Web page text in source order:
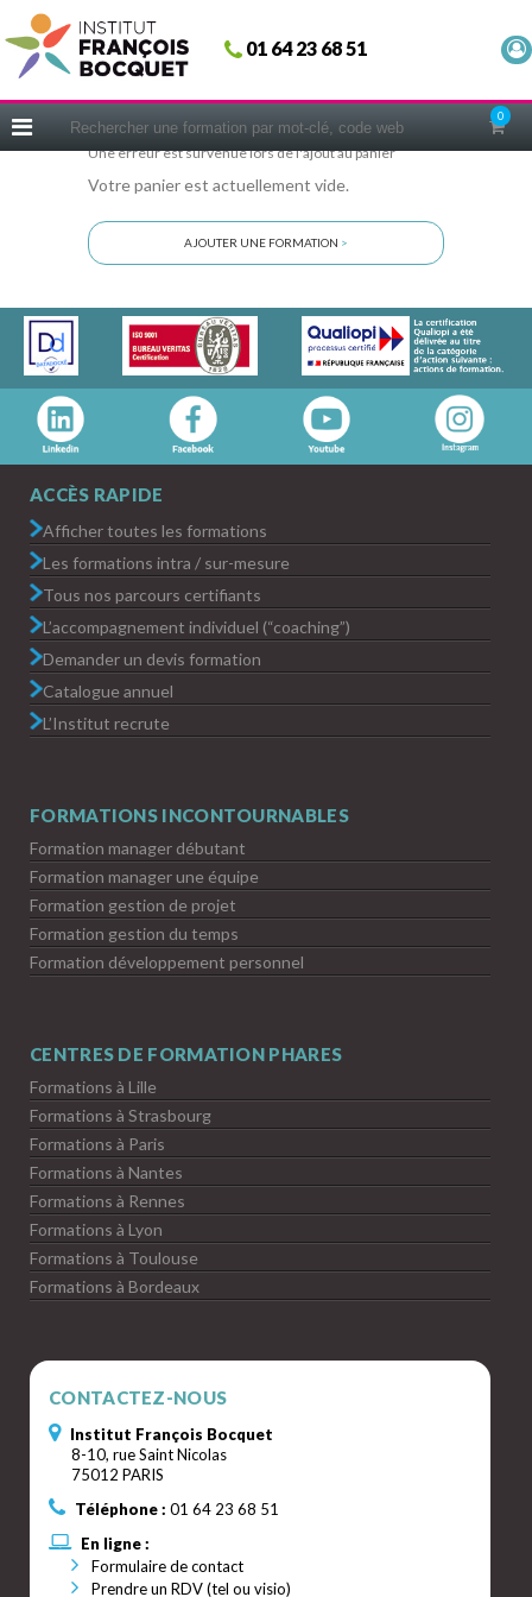
01 64 23 68 51
0
Fermer
ACCUEIL
CERIFICATIONS
INTRAS | SUR-MESURE
COACHING
NOUS CONNAÎTRE
CONSEILS MICRO-COACHING
PODCAST
WEBINAIRES
Une erreur est survenue lors de l'ajout au panier
Votre panier est actuellement vide.
AJOUTER UNE FORMATION >
ACCÈS RAPIDE
Afficher toutes les formations
Les formations intra / sur-mesure
Tous nos parcours certifiants
L’accompagnement individuel (“coaching”)
Demander un devis formation
Catalogue annuel
L’Institut recrute
FORMATIONS INCONTOURNABLES
Formation manager débutant
Formation manager une équipe
Formation gestion de projet
Formation gestion du temps
Formation développement personnel
CENTRES DE FORMATION PHARES
Formations à Lille
Formations à Strasbourg
Formations à Paris
Formations à Nantes
Formations à Rennes
Formations à Lyon
Formations à Toulouse
Formations à Bordeaux
CONTACTEZ-NOUS
Institut François Bocquet
8-10, rue Saint Nicolas
75012 PARIS
Téléphone : 01 64 23 68 51
En ligne :
Formulaire de contact
Prendre un RDV (tel ou visio)